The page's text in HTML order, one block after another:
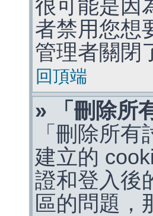
很可能是因
者禁用您想
管理者關閉
回頂端
» 「刪除所
「刪除所
建立的
證和登入後
區的問題，